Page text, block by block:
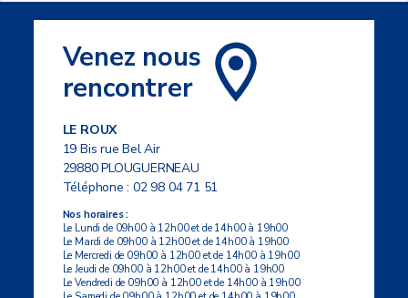
Venez nous
rencontrer
LE ROUX
19 Bis rue Bel Air
29880 PLOUGUERNEAU
Téléphone :02 98 04 71 51
Nos horaires :
Le Lundi de 09h00 à 12h00 et de 14h00 à 19h00
Le Mardi de 09h00 à 12h00 et de 14h00 à 19h00
Le Mercredi de 09h00 à 12h00 et de 14h00 à 19h00
Le Jeudi de 09h00 à 12h00 et de 14h00 à 19h00
Le Vendredi de 09h00 à 12h00 et de 14h00 à 19h00